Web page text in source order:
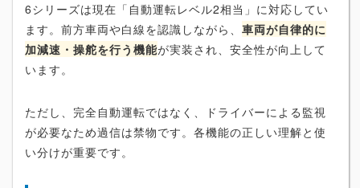
6シリーズは現在「自動運転レベル2相当」に対応してい
ます。前方車両や白線を認識しながら、 車両が自律的に
加減速・操舵を行う機能が実装され、安全性が向上して
います。
ただし、完全自動運転ではなく、ドライバーによる監視
が必要なため過信は禁物です。各機能の正しい理解と使
い分けが重要です。